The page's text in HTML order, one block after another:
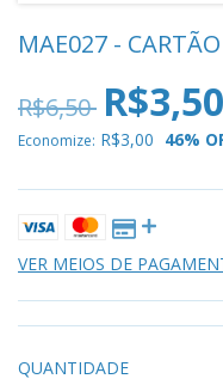
MAE027 -
R$6,50 R$3,50
Economize: R$3,00 46%
VER MEIOS DE
QUANTIDADE